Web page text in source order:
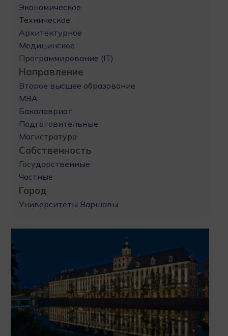
Экономическое
Техническое
Архитектурное
Медицинское
Программирование (IT)
Направление
Второе высшее образование
MBA
Бакалавриат
Подготовительные
Магистратура
Собственность
Государственные
Частные
Город
Университеты Варшавы